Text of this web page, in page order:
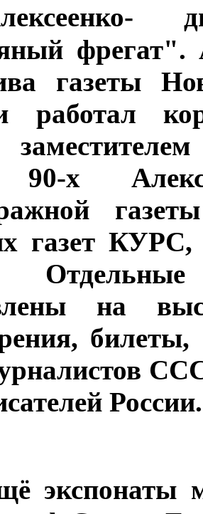
фрегат".
газеты
работал
90-х
газет
на
России.
экспонаты